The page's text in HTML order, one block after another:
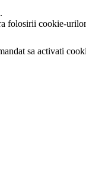
folosirii cookie-
sa activati